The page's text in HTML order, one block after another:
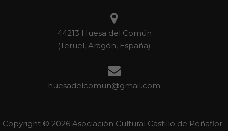
44213 Huesa del Común
(Teruel, Aragón, España)
huesadelcomun@gmail.com
Copyright © 2026 Asociación Cultural Castillo de Peñaflor